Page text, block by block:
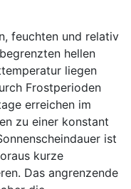
feuchten und relativ
hellen
liegen
Frostperioden
erreichen im
zu einer konstant
ist
kurze
Das angrenzende